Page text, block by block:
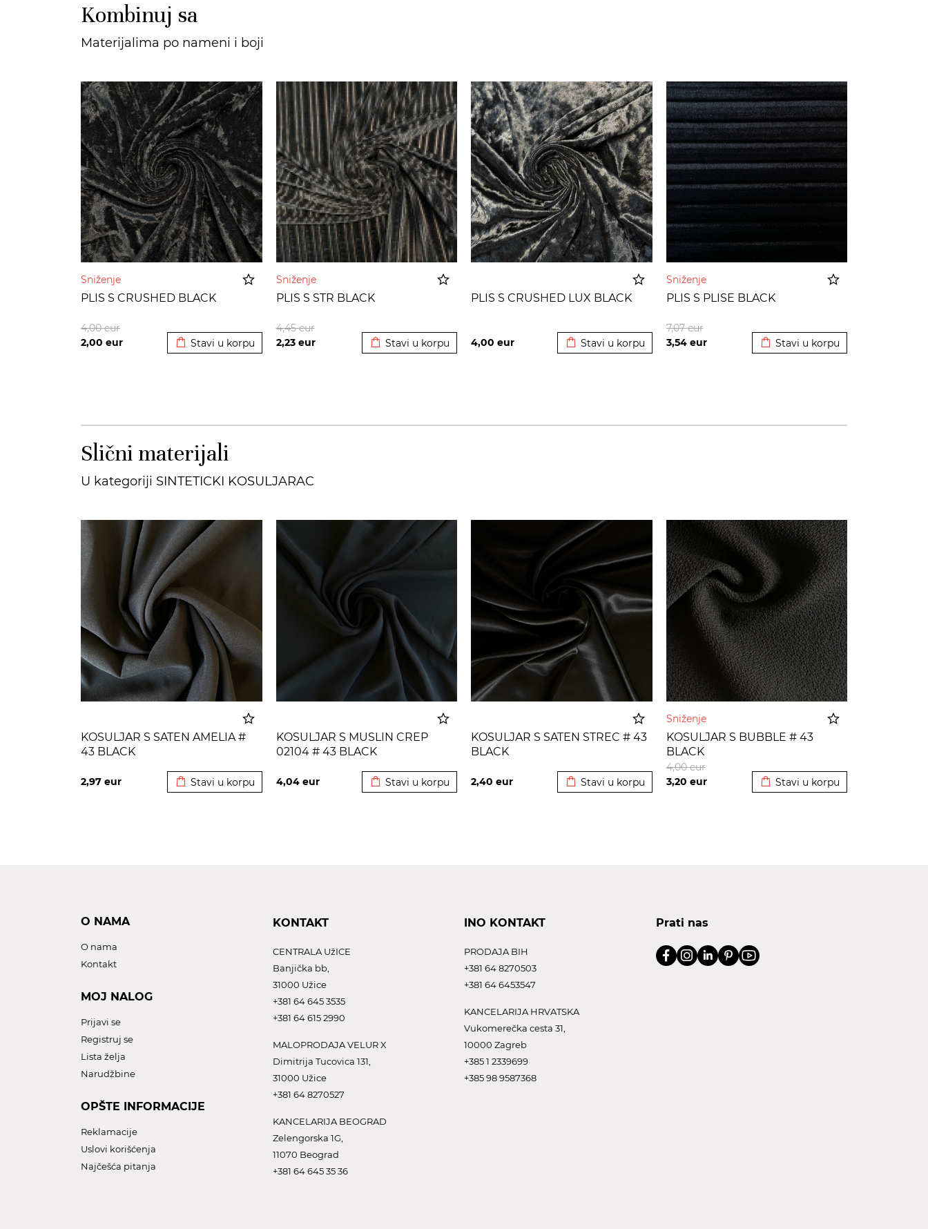
Kombinuj sa
Materijalima po nameni i boji
Sniženje
PLIS S CRUSHED BLACK
2,00 eur
4,00eur
Stavi u korpu
Sniženje
PLIS S STR BLACK
2,23 eur
4,45eur
Stavi u korpu
PLIS S CRUSHED LUX BLACK
4,00 eur Stavi u korpu
Sniženje
PLIS S PLISE BLACK
3,54 eur
7,07eur
Stavi u korpu
Slični materijali
U kategoriji SINTETICKI KOSULJARAC
KOSULJAR S SATEN AMELIA #
43 BLACK
2,97 eur Stavi u korpu
KOSULJAR S MUSLIN CREP
02104 # 43 BLACK
4,04 eur Stavi u korpu
KOSULJAR S SATEN STREC # 43
BLACK
2,40 eur Stavi u korpu
Sniženje
KOSULJAR S BUBBLE # 43
BLACK
3,20 eur
4,00eur
Stavi u korpu
O NAMA
O nama
Kontakt
MOJ NALOG
Prijavi se
Registruj se
Lista želja
Narudžbine
OPŠTE INFORMACIJE
Reklamacije
Uslovi korišćenja
Najčešća pitanja
KONTAKT
CENTRALA UžICE
Banjička bb,
31000 Užice
+381 64 645 3535
+381 64 615 2990
MALOPRODAJA VELUR X
Dimitrija Tucovica 131,
31000 Užice
+381 64 8270527
KANCELARIJA BEOGRAD
Zelengorska 1G,
11070 Beograd
+381 64 645 35 36
INO KONTAKT
PRODAJA BIH
+381 64 8270503
+381 64 6453547
KANCELARIJA HRVATSKA
Vukomerečka cesta 31,
10000 Zagreb
+385 1 2339699
+385 98 9587368
Prati nas